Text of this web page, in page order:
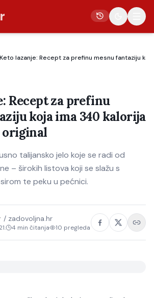
Keto lazanje: Recept za prefinu mesnu fantaziju
Recept za prefinu
koja ima 340 kalorija
original
talijansko jelo koje se radi od
– širokih listova koji se slažu s
te peku u pećnici.
/ zadovoljna.hr
4 min čitanja 10 pregleda